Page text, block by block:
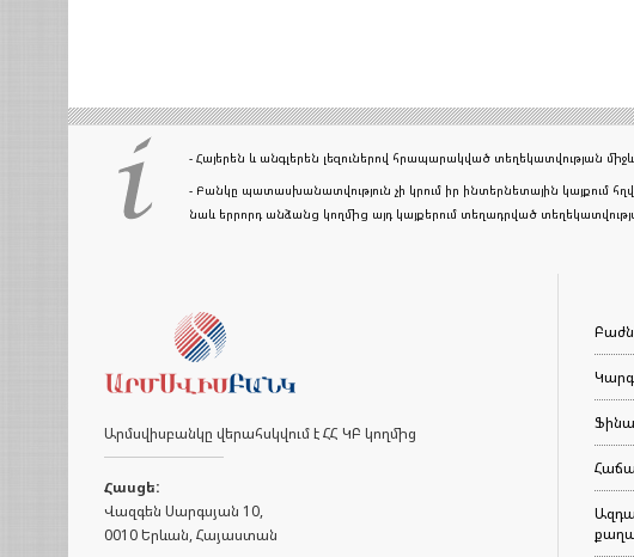
- Հայերեն և անգլերեն լեզուներով հրապարակված տեղեկատվության
- Բանկը պատասխանատվություն չի կրում իր ինտերնետային կայքում
նաև երրորդ անձանց կողմից այդ կայքերում տեղադրված
Արմսվիսբանկը վերահսկվում է ՀՀ ԿԲ կողմից
Հասցե:
Վազգեն Սարգսյան 10,
0010 Երևան, Հայաստան